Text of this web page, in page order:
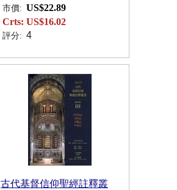
市價: US$22.89
Crts: US$16.02
評分: 4
古代基督信仰聖經註釋叢